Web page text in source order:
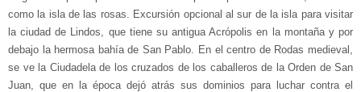
como la isla de las rosas. Excursión opcional al sur de la isla para visitar
la ciudad de Lindos, que tiene su antigua Acrópolis en la montaña y por
debajo la hermosa bahía de San Pablo. En el centro de Rodas medieval,
se ve la Ciudadela de los cruzados de los caballeros de la Orden de San
Juan, que en la época dejó atrás sus dominios para luchar contra el